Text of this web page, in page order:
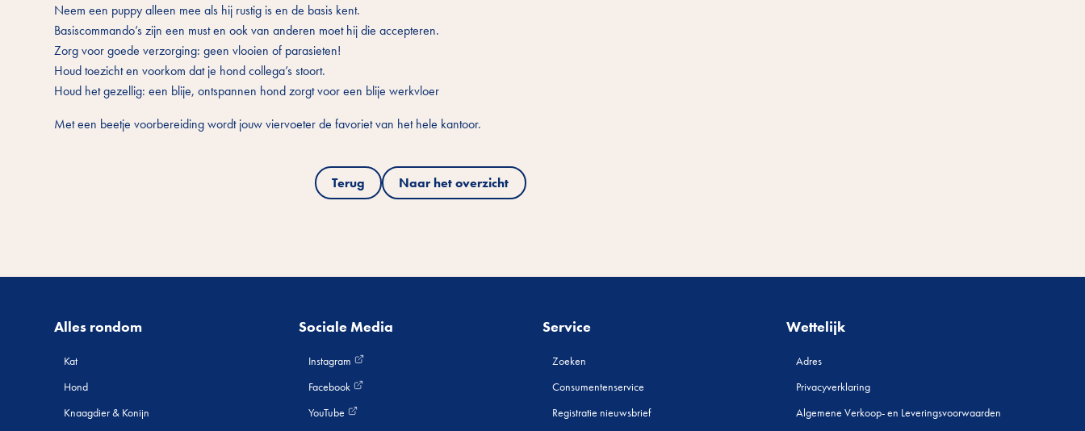
Neem een puppy alleen mee als hij rustig is en de basis kent.
Basiscommando’s zijn een must en ook van anderen moet hij die accepteren.
Zorg voor goede verzorging: geen vlooien of parasieten!
Houd toezicht en voorkom dat je hond collega’s stoort.
Houd het gezellig: een blije, ontspannen hond zorgt voor een blije werkvloer
Met een beetje voorbereiding wordt jouw viervoeter de favoriet van het hele kantoor.
Terug Naar het overzicht
Alles rondom
Kat
Hond
Knaagdier & Konijn
Sociale Media
Instagram
Facebook
YouTube
Service
Zoeken
Consumentenservice
Registratie nieuwsbrief
Wettelijk
Adres
Privacyverklaring
Algemene Verkoop- en Leveringsvoorwaarden